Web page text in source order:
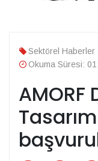
Sektörel Haberler
Okuma Süresi:
AMORF